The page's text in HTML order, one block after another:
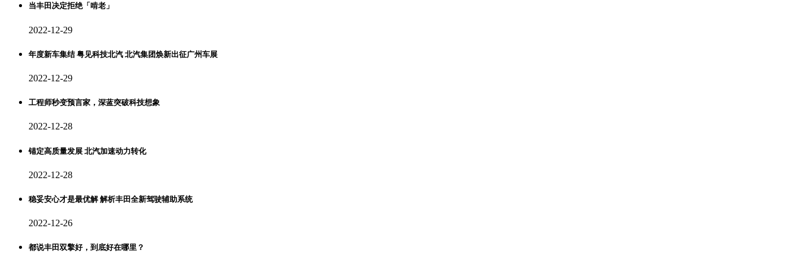
当丰田决定拒绝「啃老」
2022-12-29
年度新车集结 粤见科技北汽 北汽集团焕新出征广州车展
2022-12-29
工程师秒变预言家，深蓝突破科技想象
2022-12-28
锚定高质量发展 北汽加速动力转化
2022-12-28
稳妥安心才是最优解 解析丰田全新驾驶辅助系统
2022-12-26
都说丰田双擎好，到底好在哪里？